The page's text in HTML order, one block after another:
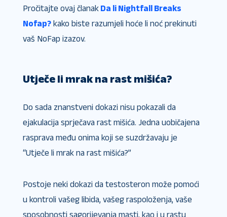
Pročitajte ovaj članakDa li Nightfall Breaks
Nofap​?kako biste razumjeli hoće li noć prekinuti
vaš NoFap izazov.
Utječe li mrak na rast mišića?
Do sada znanstveni dokazi nisu pokazali da
ejakulacija sprječava rast mišića. Jedna uobičajena
rasprava među onima koji se suzdržavaju je
“Utječe li mrak na rast mišića​?”
Postoje neki dokazi da testosteron može pomoći
u kontroli vašeg libida, vašeg raspoloženja, vaše
sposobnosti sagorijevanja masti, kao i u rastu